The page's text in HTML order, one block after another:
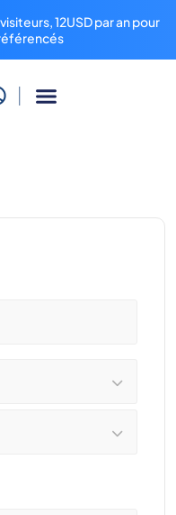
12USD par an pour